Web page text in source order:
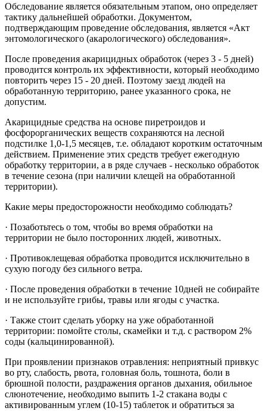
Обследование является обязательным этапом, оно определяет
тактику дальнейшей обработки. Документом,
подтверждающим проведение обследования, является «Акт
энтомологического (акарологического) обследования».
После проведения акарицидных обработок (через 3 - 5 дней)
проводится контроль их эффективности, который необходимо
повторить через 15 - 20 дней. Поэтому заезд людей на
обработанную территорию, ранее указанного срока, не
допустим.
Акарицидные средства на основе пиретроидов и
фосфорорганических веществ сохраняются на лесной
подстилке 1,0-1,5 месяцев, т.е. обладают коротким остаточным
действием. Применение этих средств требует ежегодную
обработку территории, а в ряде случаев - несколько обработок
в течение сезона (при наличии клещей на обработанной
территории).
Какие меры предосторожности необходимо соблюдать?
· Позаботьтесь о том, чтобы во время обработки на
территории не было посторонних людей, животных.
· Противоклещевая обработка проводится исключительно в
сухую погоду без сильного ветра.
· После проведения обработки в течение 10дней не собирайте
и не используйте грибы, травы или ягоды с участка.
· Также стоит сделать уборку на уже обработанной
территории: помойте столы, скамейки и т.д. с раствором 2%
соды (кальцинированной).
При проявлении признаков отравления: неприятный привкус
во рту, слабость, рвота, головная боль, тошнота, боли в
брюшной полости, раздражения органов дыхания, обильное
слюнотечение, необходимо выпить 1-2 стакана воды с
активированным углем (10-15) таблеток и обратиться за